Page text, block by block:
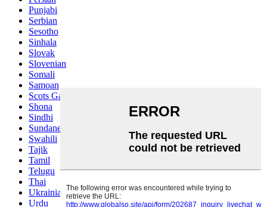
Punjabi
Serbian
Sesotho
Sinhala
Slovak
Slovenian
Somali
Samoan
Scots Gaelic
Shona
Sindhi
Sundanese
Swahili
Tajik
Tamil
Telugu
Thai
Ukrainian
Urdu